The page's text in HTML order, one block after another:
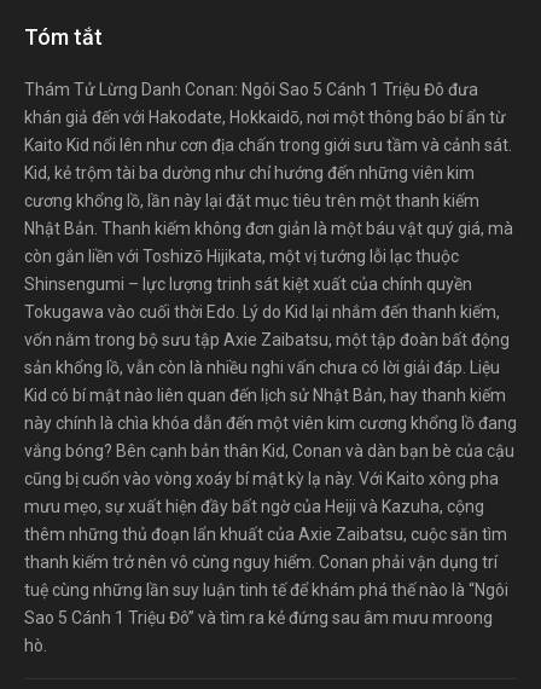
Tóm tắt
Thám Tử Lừng Danh Conan: Ngôi Sao 5 Cánh 1 Triệu Đô đưa
khán giả đến với Hakodate, Hokkaidō, nơi một thông báo bí ẩn từ
Kaito Kid nổi lên như cơn địa chấn trong giới sưu tầm và cảnh sát.
Kid, kẻ trộm tài ba dường như chỉ hướng đến những viên kim
cương khổng lồ, lần này lại đặt mục tiêu trên một thanh kiếm
Nhật Bản. Thanh kiếm không đơn giản là một báu vật quý giá, mà
còn gắn liền với Toshizō Hijikata, một vị tướng lỗi lạc thuộc
Shinsengumi – lực lượng trinh sát kiệt xuất của chính quyền
Tokugawa vào cuối thời Edo. Lý do Kid lại nhắm đến thanh kiếm,
vốn nằm trong bộ sưu tập Axie Zaibatsu, một tập đoàn bất động
sản khổng lồ, vẫn còn là nhiều nghi vấn chưa có lời giải đáp. Liệu
Kid có bí mật nào liên quan đến lịch sử Nhật Bản, hay thanh kiếm
này chính là chìa khóa dẫn đến một viên kim cương khổng lồ đang
vắng bóng? Bên cạnh bản thân Kid, Conan và dàn bạn bè của cậu
cũng bị cuốn vào vòng xoáy bí mật kỳ lạ này. Với Kaito xông pha
mưu mẹo, sự xuất hiện đầy bất ngờ của Heiji và Kazuha, cộng
thêm những thủ đoạn lẩn khuất của Axie Zaibatsu, cuộc săn tìm
thanh kiếm trở nên vô cùng nguy hiểm. Conan phải vận dụng trí
tuệ cùng những lần suy luận tinh tế để khám phá thế nào là “Ngôi
Sao 5 Cánh 1 Triệu Đô” và tìm ra kẻ đứng sau âm mưu mroong
hò.